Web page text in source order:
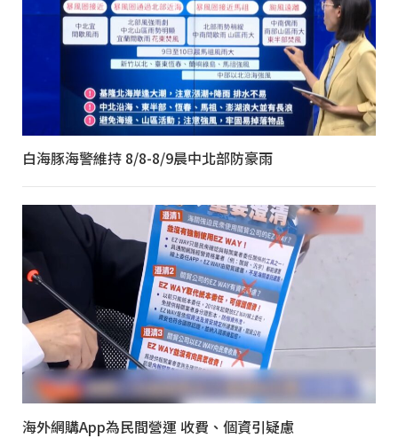
白海豚海警維持 8/8-8/9晨中北部防豪雨
海外網購App為民間營運 收費、個資引疑慮